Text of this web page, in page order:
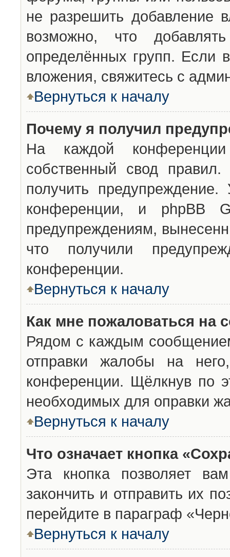
не разрешить добавление
возможно, что
определённых групп. Если
вложения, свяжитесь с
Вернуться к началу
Почему я получил
На каждой конференции
собственный свод
получить
конференции, и phpBB
предупреждениям,
что получили
конференции.
Вернуться к началу
Как мне пожаловаться на
Рядом с каждым
отправки жалобы на
конференции. Щёлкнув по
необходимых для оправки
Вернуться к началу
Что означает кнопка
Эта кнопка позволяет
закончить и отправить их
перейдите в параграф
Вернуться к началу